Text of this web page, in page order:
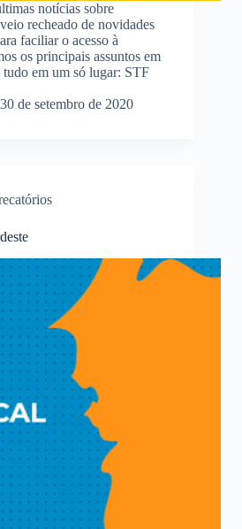
notícias sobre
recheado de novidades
faciliar o acesso à
os principais assuntos em
tudo em um só lugar: STF
30 de setembro de 2020